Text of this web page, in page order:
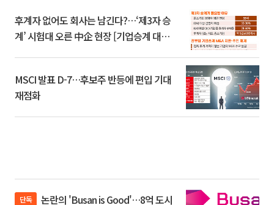
후계자 없어도 회사는 남긴다?…‘제3자 승
계’ 시험대 오른 中企 현장 [기업승계 대전
MSCI 발표 D-7…후보주 반등에 편입 기대
재점화
단독